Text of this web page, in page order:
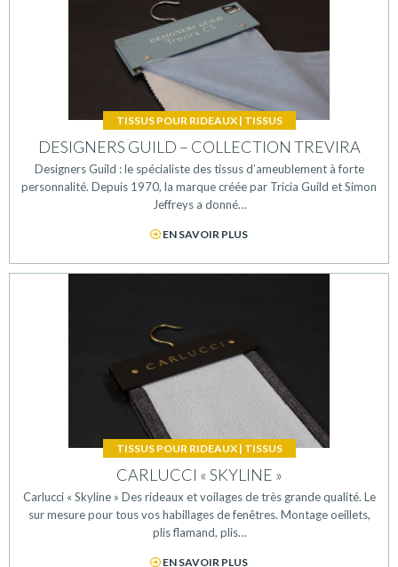
TISSUS POUR RIDEAUX| TISSUS
DESIGNERS GUILD – COLLECTION TREVIRA
Designers Guild : le spécialiste des tissus d’ameublement à forte
personnalité. Depuis 1970, la marque créée par Tricia Guild et Simon
Jeffreys a donné…
EN SAVOIR PLUS
TISSUS POUR RIDEAUX| TISSUS
CARLUCCI « SKYLINE »
Carlucci « Skyline » Des rideaux et voilages de très grande qualité. Le
sur mesure pour tous vos habillages de fenêtres. Montage oeillets,
plis flamand, plis…
EN SAVOIR PLUS